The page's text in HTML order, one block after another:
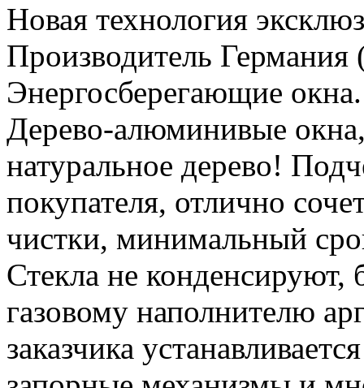
Новая технология
Производитель
Энергосберегающие
Дерево-алюминивые
натуральное дерево!
покупателя, отлично
чистки, минимальный
Стекла не конденсируют,
газовому наполнителю
заказчика